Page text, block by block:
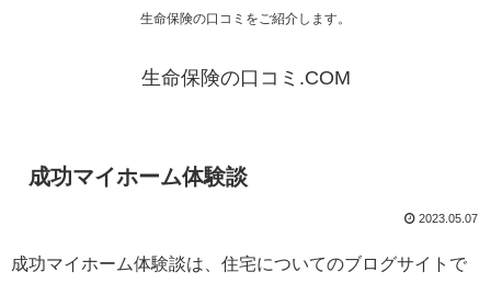
生命保険の口コミをご紹介します。
生命保険の口コミ.COM
成功マイホーム体験談
2023.05.07
成功マイホーム体験談は、住宅についてのブログサイトで